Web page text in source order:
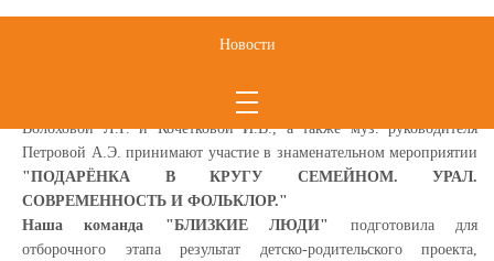
Воспитанники нашего детского сада под руководством педагогов
Волоховой Л.Р. и Кочетковой И.В., а также муз. руководителя
Петровой А.Э. принимают участие в знаменательном мероприятии
"ПОДАРЁНКА В КРУГУ СЕМЕЙНОМ. УРАЛ.
СОВРЕМЕННОСТЬ И ФОЛЬКЛОР."
Наша команда "БЛИЗКИЕ ЛЮДИ" подготовила для
отборочного этапа результат детско-родительского проекта,
Новости